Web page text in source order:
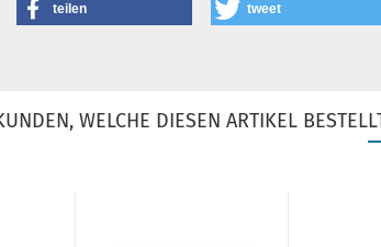
teilen tweet
WELCHE DIESEN ARTIKEL